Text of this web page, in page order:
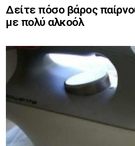
Δείτε πόσο βάρος
με πολύ αλκοόλ